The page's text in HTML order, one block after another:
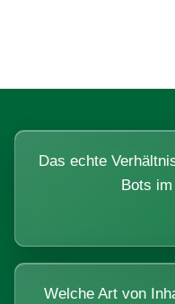
Das echte
Bots
Welche Art von